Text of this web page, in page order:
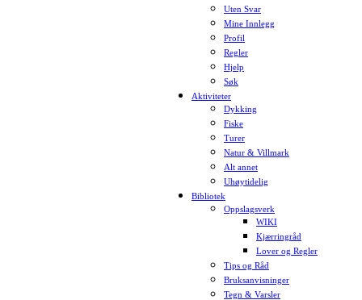
Uten Svar
Mine Innlegg
Profil
Regler
Hjelp
Søk
Aktiviteter
Dykking
Fiske
Turer
Natur & Villmark
Alt annet
Uhøytidelig
Bibliotek
Oppslagsverk
WIKI
Kjærringråd
Lover og Regler
Tips og Råd
Bruksanvisninger
Tegn & Varsler